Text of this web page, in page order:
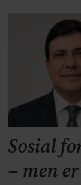
Sosial
– men